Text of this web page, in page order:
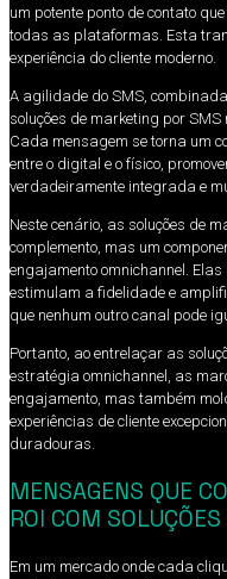
um potente ponto de contato
todas as plataformas. Esta
experiência do cliente moderno.
A agilidade do SMS,
soluções de marketing por
Cada mensagem se torna um
entre o digital e o físico,
verdadeiramente integrada e
Neste cenário, as soluções de
complemento, mas um
engajamento omnichannel.
estimulam a fidelidade e
que nenhum outro canal pode
Portanto, ao entrelaçar as
estratégia omnichannel, as
engajamento, mas também
experiências de cliente
duradouras.
MENSAGENS QUE
ROI COM
Em um mercado onde cada